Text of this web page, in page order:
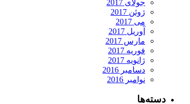
جولای 2017
ژوئن 2017
می 2017
آوریل 2017
مارس 2017
فوریه 2017
ژانویه 2017
دسامبر 2016
نوامبر 2016
دسته‌ها